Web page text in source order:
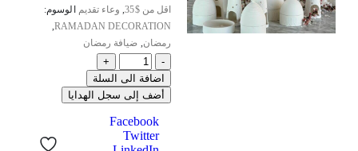
اقل من $35
, وعاء تقديم
الوسوم:
RAMADAN DECORATION
,
رمضان, ضيافة رمضان
-
+
اضافة الى السلة
أضف إلى سجل الهدايا
Facebook
Twitter